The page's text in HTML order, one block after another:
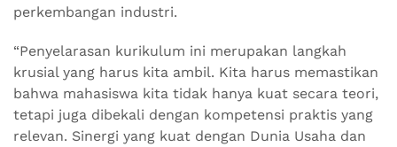
perkembangan industri.
“Penyelarasan kurikulum ini merupakan langkah
krusial yang harus kita ambil. Kita harus memastikan
bahwa mahasiswa kita tidak hanya kuat secara teori,
tetapi juga dibekali dengan kompetensi praktis yang
relevan. Sinergi yang kuat dengan Dunia Usaha dan